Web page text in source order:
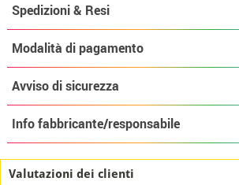
Spedizioni & Resi
Modalità di pagamento
Avviso di sicurezza
Info fabbricante/responsabile
Valutazioni dei clienti